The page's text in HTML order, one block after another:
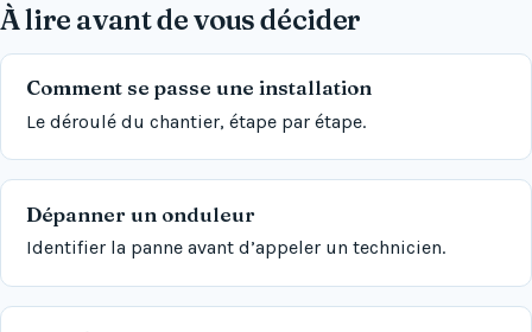
À lire avant de vous décider
Comment se passe une installation
Le déroulé du chantier, étape par étape.
Dépanner un onduleur
Identifier la panne avant d’appeler un technicien.